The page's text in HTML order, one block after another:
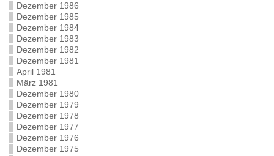
Dezember 1986
Dezember 1985
Dezember 1984
Dezember 1983
Dezember 1982
Dezember 1981
April 1981
März 1981
Dezember 1980
Dezember 1979
Dezember 1978
Dezember 1977
Dezember 1976
Dezember 1975